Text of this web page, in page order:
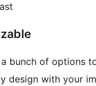
bunch of options
design with your